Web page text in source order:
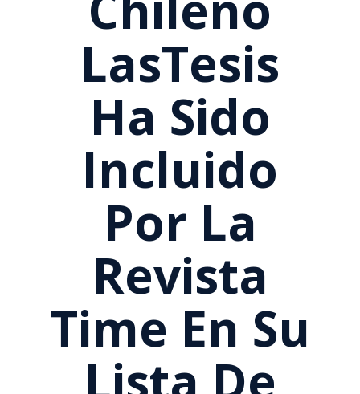
LasTesis
Ha Sido
Incluido
Por La
Revista
Time En Su